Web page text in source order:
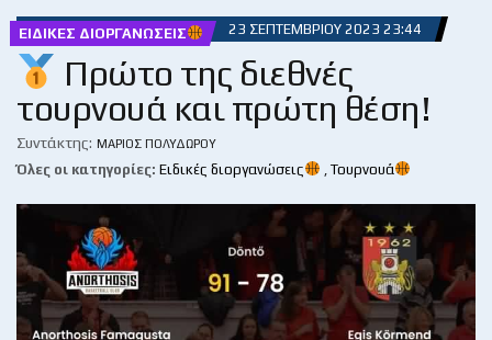
ΕΙΔΙΚΈΣ ΔΙΟΡΓΑΝΏΣΕΙΣ 23 ΣΕΠΤΕΜΒΡΊΟΥ 2023 23:44
Πρώτο της διεθνές
τουρνουά και πρώτη θέση!
Συντάκτης: ΜΆΡΙΟΣ ΠΟΛΥΔΏΡΟΥ
Όλες οι κατηγορίες: Ειδικές διοργανώσεις Τουρνουά